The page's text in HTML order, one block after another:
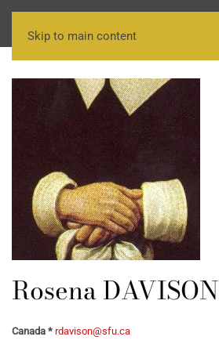
Skip to main content
Rosena DAVISON
Canada * rdavison@sfu.ca